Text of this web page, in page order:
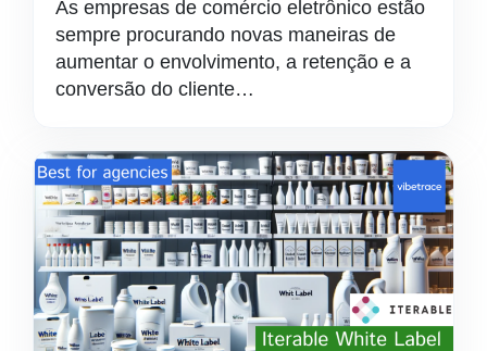
As empresas de comércio eletrônico estão
sempre procurando novas maneiras de
aumentar o envolvimento, a retenção e a
conversão do cliente…